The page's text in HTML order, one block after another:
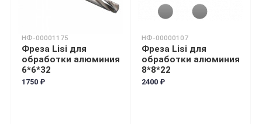
НФ-00001175
Фреза Lisi для
обработки алюминия
6*6*32
1750 ₽
НФ-00000107
Фреза Lisi для
обработки алюминия
8*8*22
2400 ₽